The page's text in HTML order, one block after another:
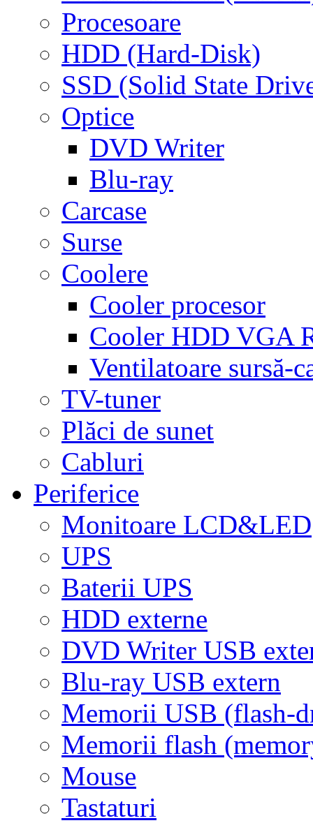
Procesoare
HDD (Hard-Disk)
SSD (Solid State
Optice
DVD Writer
Blu-ray
Carcase
Surse
Coolere
Cooler procesor
Cooler HDD VGA
Ventilatoare sursă-
TV-tuner
Plăci de sunet
Cabluri
Periferice
Monitoare LCD&LED
UPS
Baterii UPS
HDD externe
DVD Writer USB
Blu-ray USB extern
Memorii USB (flash-
Memorii flash
Mouse
Tastaturi